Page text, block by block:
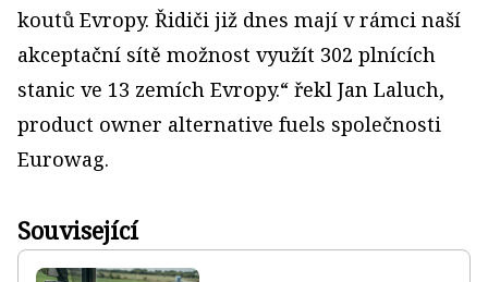
koutů Evropy. Řidiči již dnes mají v rámci naší
akceptační sítě možnost využít 302 plnících
stanic ve 13 zemích Evropy.“ řekl Jan Laluch,
product owner alternative fuels společnosti
Eurowag.
Související